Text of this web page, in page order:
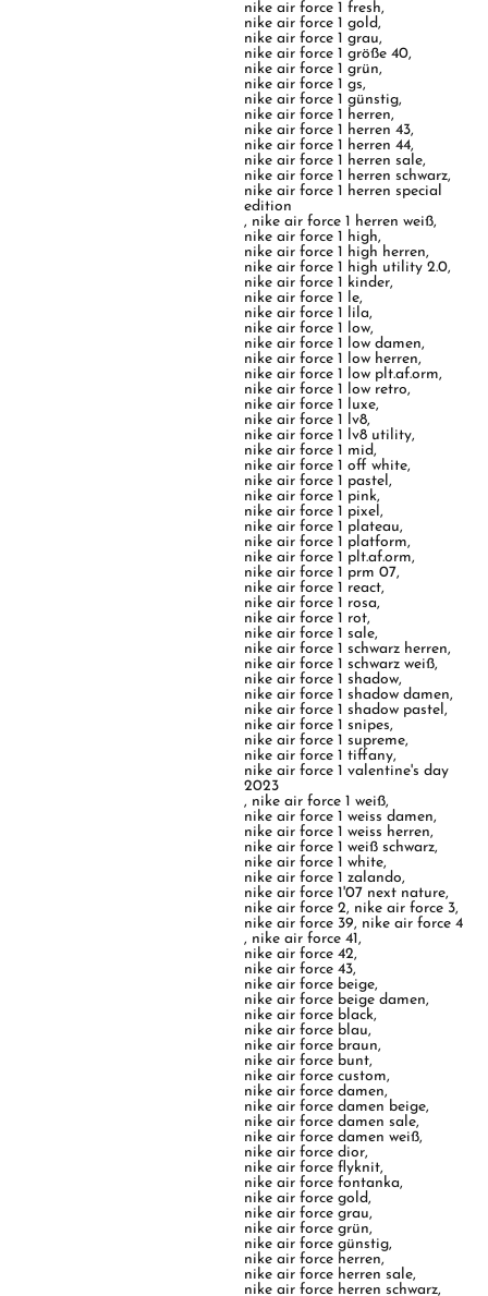
nike air force 1 fresh,
nike air force 1 gold,
nike air force 1 grau,
nike air force 1 größe 40,
nike air force 1 grün,
nike air force 1 gs,
nike air force 1 günstig,
nike air force 1 herren,
nike air force 1 herren 43,
nike air force 1 herren 44,
nike air force 1 herren sale,
nike air force 1 herren schwarz,
nike air force 1 herren special
edition
, nike air force 1 herren weiß,
nike air force 1 high,
nike air force 1 high herren,
nike air force 1 high utility 2.0,
nike air force 1 kinder,
nike air force 1 le,
nike air force 1 lila,
nike air force 1 low,
nike air force 1 low damen,
nike air force 1 low herren,
nike air force 1 low plt.af.orm,
nike air force 1 low retro,
nike air force 1 luxe,
nike air force 1 lv8,
nike air force 1 lv8 utility,
nike air force 1 mid,
nike air force 1 off white,
nike air force 1 pastel,
nike air force 1 pink,
nike air force 1 pixel,
nike air force 1 plateau,
nike air force 1 platform,
nike air force 1 plt.af.orm,
nike air force 1 prm 07,
nike air force 1 react,
nike air force 1 rosa,
nike air force 1 rot,
nike air force 1 sale,
nike air force 1 schwarz herren,
nike air force 1 schwarz weiß,
nike air force 1 shadow,
nike air force 1 shadow damen,
nike air force 1 shadow pastel,
nike air force 1 snipes,
nike air force 1 supreme,
nike air force 1 tiffany,
nike air force 1 valentine's day
2023
, nike air force 1 weiß,
nike air force 1 weiss damen,
nike air force 1 weiss herren,
nike air force 1 weiß schwarz,
nike air force 1 white,
nike air force 1 zalando,
nike air force 1'07 next nature,
nike air force 2, nike air force 3,
nike air force 39, nike air force 4
, nike air force 41,
nike air force 42,
nike air force 43,
nike air force beige,
nike air force beige damen,
nike air force black,
nike air force blau,
nike air force braun,
nike air force bunt,
nike air force custom,
nike air force damen,
nike air force damen beige,
nike air force damen sale,
nike air force damen weiß,
nike air force dior,
nike air force flyknit,
nike air force fontanka,
nike air force gold,
nike air force grau,
nike air force grün,
nike air force günstig,
nike air force herren,
nike air force herren sale,
nike air force herren schwarz,